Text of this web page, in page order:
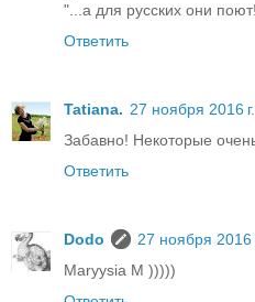
"...а для русских они
Ответить
Tatiana. 27 ноября 2016
Забавно! Некоторые
Ответить
Dodo
27 ноября 2016
Maryysia M )))))